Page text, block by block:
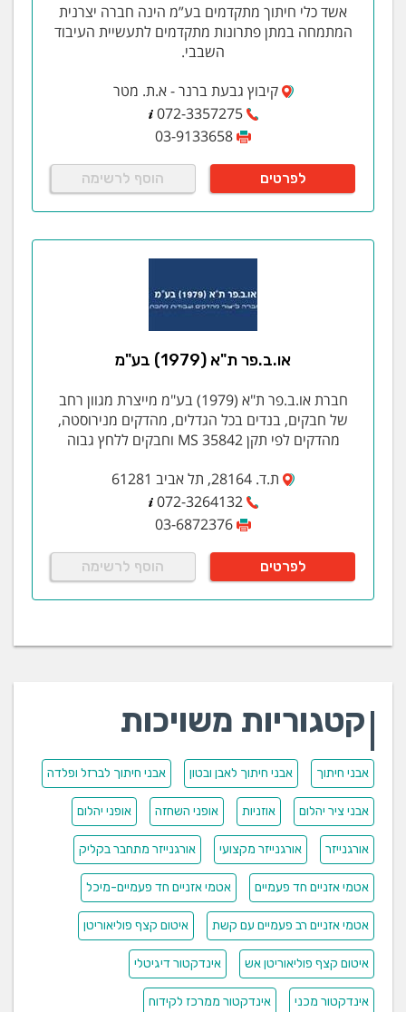
אשד כלי חיתוך מתקדמים בע”מ הינה חברה יצרנית
המתמחה במתן פתרונות מתקדמים לתעשיית העיבוד
השבבי.
קיבוץ גבעת ברנר - א.ת. מטר
072-3357275
03-9133658
לפרטים הוסף לרשימה
או.ב.פר ת"א (1979) בע"מ
חברת או.ב.פר ת"א (1979) בע"מ מייצרת מגוון רחב
של חבקים, בנדים בכל הגדלים, מהדקים מנירוסטה,
מהדקים לפי תקן MS 35842 וחבקים ללחץ גבוה
ת.ד. 28164, תל אביב 61281
072-3264132
03-6872376
לפרטים הוסף לרשימה
קטגוריות משויכות
אבני חיתוך אבני חיתוך לאבן ובטון אבני חיתוך לברזל ופלדה
אבני ציר יהלום אוזניות אופני השחזה אופני יהלום
אורגנייזר אורגנייזר מקצועי אורגנייזר מתחבר בקליק
אטמי אזניים חד פעמיים אטמי אזניים חד פעמיים-מיכל
אטמי אזניים רב פעמיים עם קשת איטום קצף פוליאוריטן
איטום קצף פוליאוריטן אש אינדקטור דיגיטלי
אינדקטור מכני אינדקטור ממרכז לקידוח